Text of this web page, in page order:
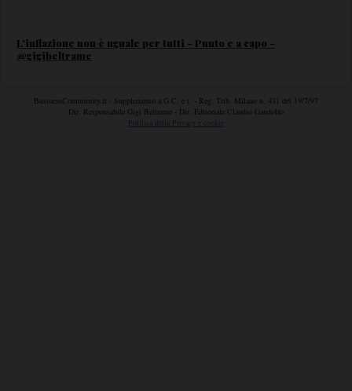
L'inflazione non è uguale per tutti - Punto e a capo -
@gigibeltrame
BusinessCommunity.it - Supplemento a G.C. e t. - Reg. Trib. Milano n. 431 del 19/7/97
Dir. Responsabile Gigi Beltrame - Dir. Editoriale Claudio Gandolfo
Politica della Privacy e cookie